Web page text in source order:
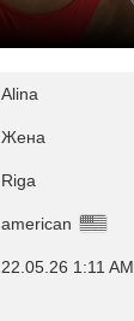
Alina
Жена
Riga
american
22.05.26 1:11 AM